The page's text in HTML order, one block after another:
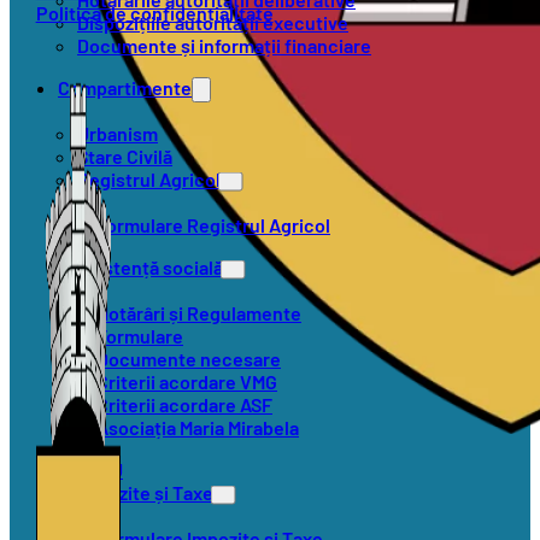
Dispozițiile autorității executive
Documente și informații financiare
Compartimente
Urbanism
Stare Civilă
Registrul Agricol
Formulare Registrul Agricol
Asistență socială
Hotărâri și Regulamente
Formulare
Documente necesare
Criterii acordare VMG
Criterii acordare ASF
Asociația Maria Mirabela
SVSU
Impozite și Taxe
Politica de confidențialitate